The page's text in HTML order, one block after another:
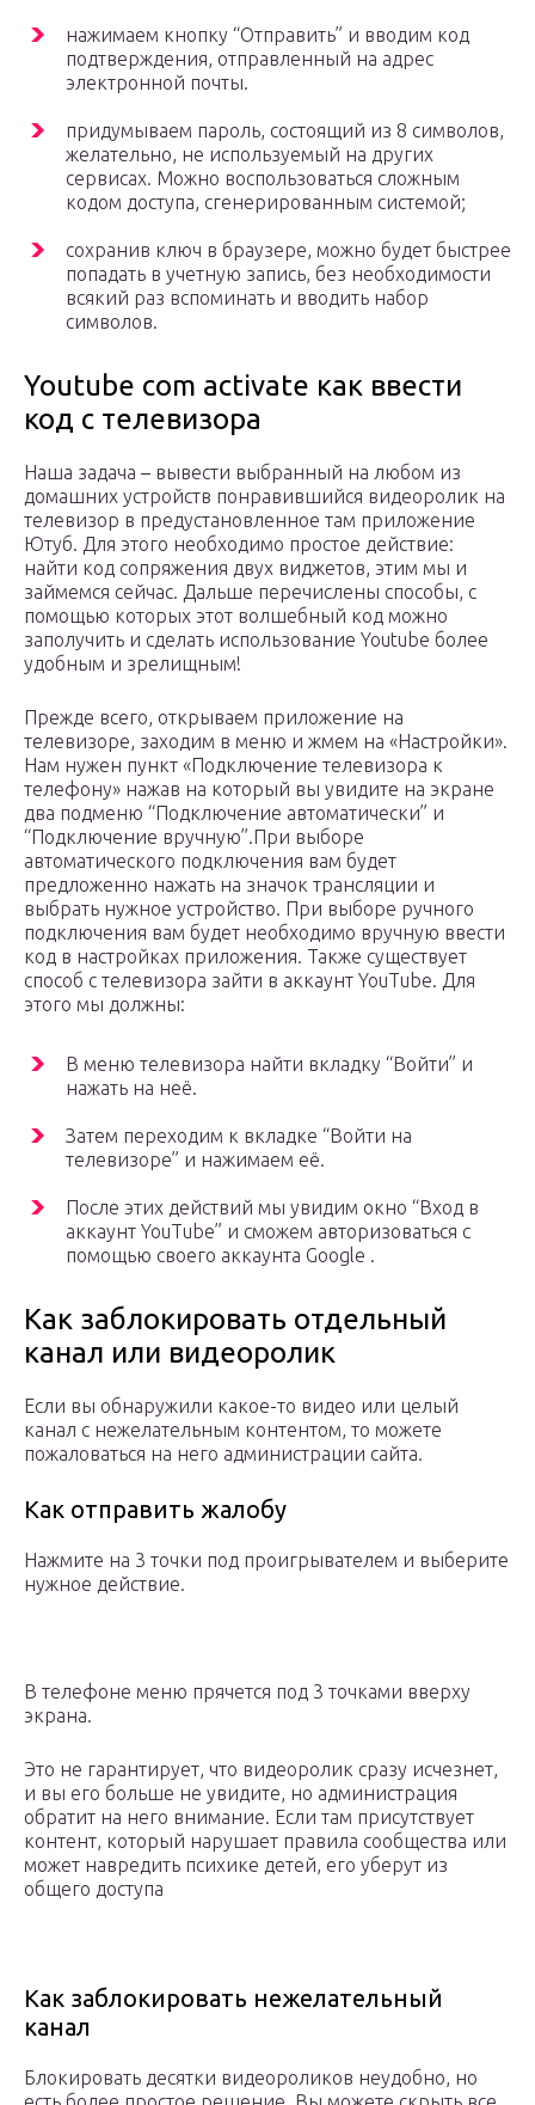
нажимаем кнопку “Отправить” и вводим код
подтверждения, отправленный на адрес
электронной почты.
придумываем пароль, состоящий из 8 символов,
желательно, не используемый на других
сервисах. Можно воспользоваться сложным
кодом доступа, сгенерированным системой;
сохранив ключ в браузере, можно будет быстрее
попадать в учетную запись, без необходимости
всякий раз вспоминать и вводить набор
символов.
Youtube com activate как ввести
код с телевизора
Наша задача – вывести выбранный на любом из
домашних устройств понравившийся видеоролик на
телевизор в предустановленное там приложение
Ютуб. Для этого необходимо простое действие:
найти код сопряжения двух виджетов, этим мы и
займемся сейчас. Дальше перечислены способы, с
помощью которых этот волшебный код можно
заполучить и сделать использование Youtube более
удобным и зрелищным!
Прежде всего, открываем приложение на
телевизоре, заходим в меню и жмем на «Настройки».
Нам нужен пункт «Подключение телевизора к
телефону» нажав на который вы увидите на экране
два подменю “Подключение автоматически” и
“Подключение вручную”.При выборе
автоматического подключения вам будет
предложенно нажать на значок трансляции и
выбрать нужное устройство. При выборе ручного
подключения вам будет необходимо вручную ввести
код в настройках приложения. Также существует
способ с телевизора зайти в аккаунт YouTube. Для
этого мы должны:
В меню телевизора найти вкладку “Войти” и
нажать на неё.
Затем переходим к вкладке “Войти на
телевизоре” и нажимаем её.
После этих действий мы увидим окно “Вход в
аккаунт YouTube” и сможем авторизоваться с
помощью своего аккаунта Google .
Как заблокировать отдельный
канал или видеоролик
Если вы обнаружили какое-то видео или целый
канал с нежелательным контентом, то можете
пожаловаться на него администрации сайта.
Как отправить жалобу
Нажмите на 3 точки под проигрывателем и выберите
нужное действие.
В телефоне меню прячется под 3 точками вверху
экрана.
Это не гарантирует, что видеоролик сразу исчезнет,
и вы его больше не увидите, но администрация
обратит на него внимание. Если там присутствует
контент, который нарушает правила сообщества или
может навредить психике детей, его уберут из
общего доступа
Как заблокировать нежелательный
канал
Блокировать десятки видеороликов неудобно, но